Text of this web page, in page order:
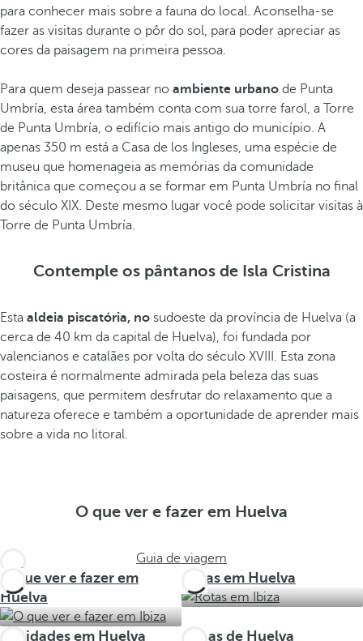
para conhecer mais sobre a fauna do local. Aconselha-se
fazer as visitas durante o pôr do sol, para poder apreciar as
cores da paisagem na primeira pessoa.
Para quem deseja passear no ambiente urbano de Punta
Umbría, esta área também conta com sua torre farol, a Torre
de Punta Umbría, o edifício mais antigo do município. A
apenas 350 m está a Casa de los Ingleses, uma espécie de
museu que homenageia as memórias da comunidade
britânica que começou a se formar em Punta Umbría no final
do século XIX. Deste mesmo lugar você pode solicitar visitas à
Torre de Punta Umbría.
Contemple os pântanos de Isla Cristina
Esta aldeia piscatória, no sudoeste da província de Huelva (a
cerca de 40 km da capital de Huelva), foi fundada por
valencianos e catalães por volta do século XVIII. Esta zona
costeira é normalmente admirada pela beleza das suas
paisagens, que permitem desfrutar do relaxamento que a
natureza oferece e também a oportunidade de aprender mais
sobre a vida no litoral.
O que ver e fazer em Huelva
Guia de viagem
O que ver e fazer em
Huelva
Rotas em Huelva
Atividades em Huelva Zonas de Huelva